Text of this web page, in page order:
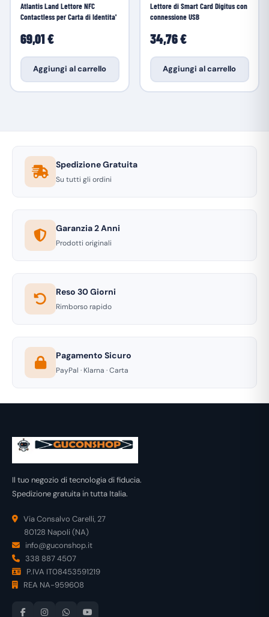
Atlantis Land Lettore NFC
Contactless per Carta di Identita'
69,01 €
Aggiungi al carrello
Lettore di Smart Card Digitus con
connessione USB
34,76 €
Aggiungi al carrello
Spedizione Gratuita
Su tutti gli ordini
Garanzia 2 Anni
Prodotti originali
Reso 30 Giorni
Rimborso rapido
Pagamento Sicuro
PayPal · Klarna · Carta
Il tuo negozio di tecnologia di fiducia.
Spedizione gratuita in tutta Italia.
Via Consalvo Carelli, 27
80128 Napoli (NA)
info@guconshop.it
338 887 4507
P.IVA IT08453591219
REA NA-959608